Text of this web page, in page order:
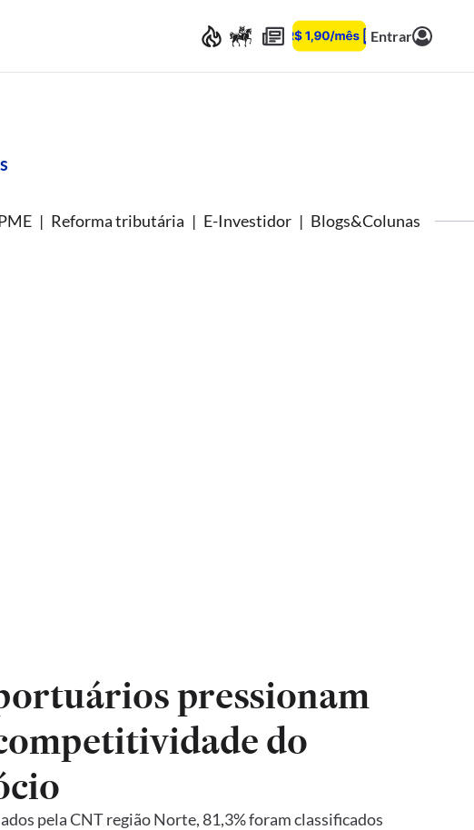
Entrar
Reforma tributária E-Investidor Blogs&Colunas
pressionam
do
pela CNT região Norte, 81,3% foram classificados